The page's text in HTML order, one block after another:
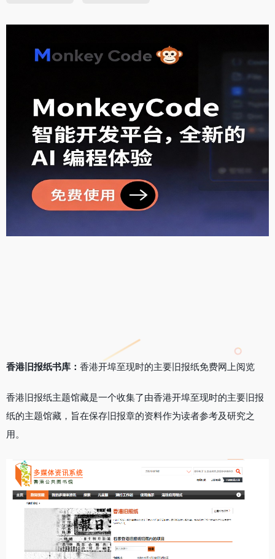
香港旧报纸书库： 香港开埠至现时的主要旧报纸免费网上阅览
香港旧报纸主题馆藏是一个收集了由香港开埠至现时的主要旧报
纸的主题馆藏，旨在保存旧报章的资料作为读者参考及研究之
用。